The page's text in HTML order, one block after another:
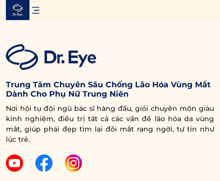
Skip
Trung Tâm Chuyên Sâu Chống Lão Hóa Vùng Mắt
Dành Cho Phụ Nữ Trung Niên
Nơi hội tụ đội ngũ bác sĩ hàng đầu, giỏi chuyên môn giàu
kinh nghiệm, điều trị tất cả các vấn đề lão hóa da vùng
mắt, giúp phái đẹp tìm lại đôi mắt rạng ngời, tự tin như
lúc trẻ.